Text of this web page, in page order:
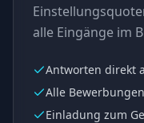
alle Eingänge im
Antworten direkt
Alle
Einladung zum